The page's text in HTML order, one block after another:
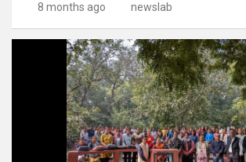
8 months ago newslab